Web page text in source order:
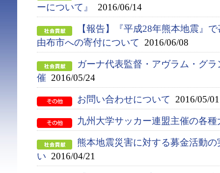
ーについて』
2016/06/14
【報告】『平成28年熊本地震』
由布市への寄付について 2016/06/08
ガーナ代表監督・アヴラム・グ
催 2016/05/24
お問い合わせについて 2016/05/01
九州大学サッカー連盟主催の各
熊本地震災害に対する募金活動
い 2016/04/21